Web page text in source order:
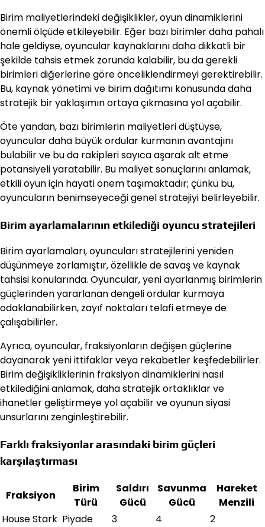
Birim maliyetlerindeki değişiklikler, oyun dinamiklerini
önemli ölçüde etkileyebilir. Eğer bazı birimler daha pahalı
hale geldiyse, oyuncular kaynaklarını daha dikkatli bir
şekilde tahsis etmek zorunda kalabilir, bu da gerekli
birimleri diğerlerine göre önceliklendirmeyi gerektirebilir.
Bu, kaynak yönetimi ve birim dağıtımı konusunda daha
stratejik bir yaklaşımın ortaya çıkmasına yol açabilir.
Öte yandan, bazı birimlerin maliyetleri düştüyse,
oyuncular daha büyük ordular kurmanın avantajını
bulabilir ve bu da rakipleri sayıca aşarak alt etme
potansiyeli yaratabilir. Bu maliyet sonuçlarını anlamak,
etkili oyun için hayati önem taşımaktadır; çünkü bu,
oyuncuların benimseyeceği genel stratejiyi belirleyebilir.
Birim ayarlamalarının etkilediği oyuncu stratejileri
Birim ayarlamaları, oyuncuları stratejilerini yeniden
düşünmeye zorlamıştır, özellikle de savaş ve kaynak
tahsisi konularında. Oyuncular, yeni ayarlanmış birimlerin
güçlerinden yararlanan dengeli ordular kurmaya
odaklanabilirken, zayıf noktaları telafi etmeye de
çalışabilirler.
Ayrıca, oyuncular, fraksiyonların değişen güçlerine
dayanarak yeni ittifaklar veya rekabetler keşfedebilirler.
Birim değişikliklerinin fraksiyon dinamiklerini nasıl
etkilediğini anlamak, daha stratejik ortaklıklar ve
ihanetler geliştirmeye yol açabilir ve oyunun siyasi
unsurlarını zenginleştirebilir.
Farklı fraksiyonlar arasındaki birim güçleri
karşılaştırması
Fraksiyon
Birim
Türü
Saldırı
Gücü
Savunma
Gücü
Hareket
Menzili
House Stark Piyade 3 4
2